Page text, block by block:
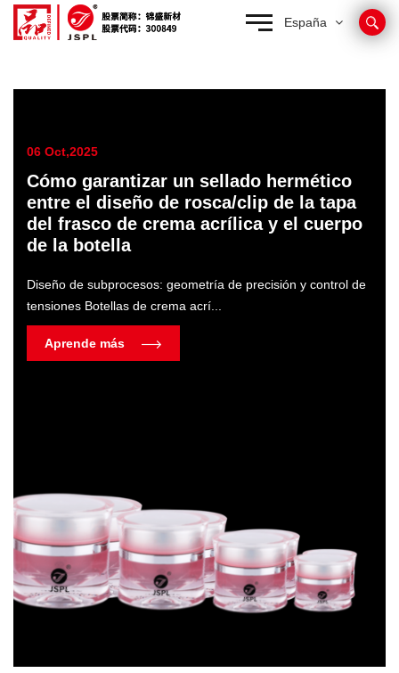
España
06 Oct,2025
Cómo garantizar un sellado hermético
entre el diseño de rosca/clip de la tapa
del frasco de crema acrílica y el cuerpo
de la botella
Diseño de subprocesos: geometría de precisión y control de
tensiones Botellas de crema acrí...
Aprende más